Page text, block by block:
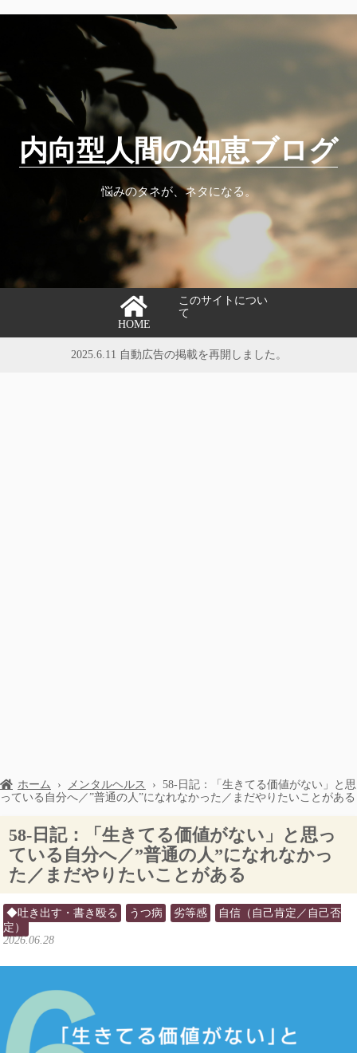
内向型人間の知恵ブログ
悩みのタネが、ネタになる。
HOME
このサイトについ
て
2025.6.11 自動広告の掲載を再開しました。
ホーム › メンタルヘルス › 58-日記：「生きてる価値がない」と思
っている自分へ／”普通の人”になれなかった／まだやりたいことがある
58-日記：「生きてる価値がない」と思っ
ている自分へ／”普通の人”になれなかっ
た／まだやりたいことがある
◆吐き出す・書き殴る うつ病 劣等感
自信（自己肯定／自己否
定）
2026.06.28